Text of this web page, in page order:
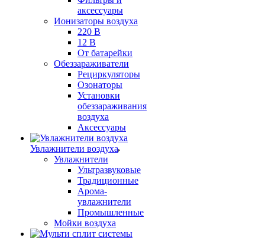
аксессуары
Ионизаторы воздуха
220 В
12 В
От батарейки
Обеззараживатели
Рециркуляторы
Озонаторы
Установки
обеззараживания
воздуха
Аксессуары
Увлажнители воздуха
Увлажнители
Ультразвуковые
Традиционные
Арома-
увлажнители
Промышленные
Мойки воздуха